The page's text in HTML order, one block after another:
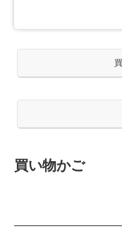
買い物かご